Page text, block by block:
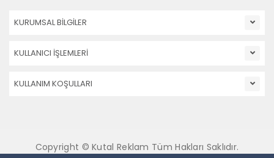
KURUMSAL BİLGİLER
KULLANICI İŞLEMLERİ
KULLANIM KOŞULLARI
Copyright © Kutal Reklam Tüm Hakları Saklıdır.